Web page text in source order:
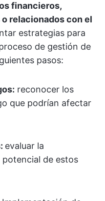
financieros,
relacionados con el
estrategias para
de gestión de
pasos:
reconocer los
que podrían afectar
evaluar la
de estos